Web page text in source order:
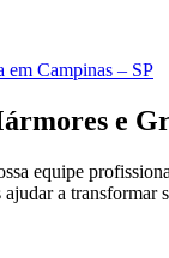
em Campinas – SP
e
equipe
a transformar